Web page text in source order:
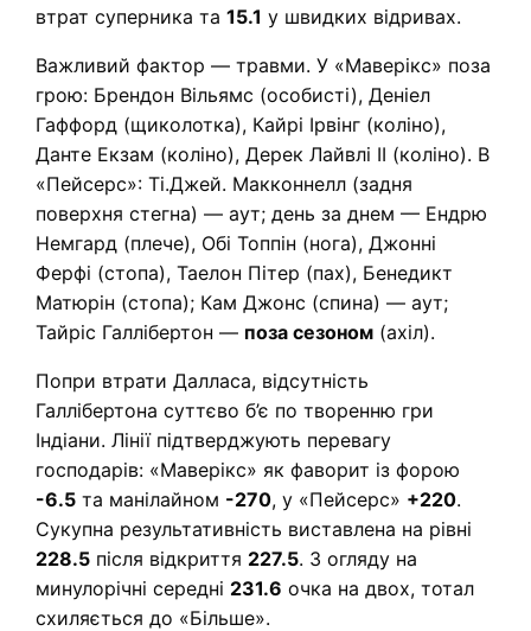
втрат суперника та 15.1 у швидких відривах.
Важливий фактор — травми. У «Маверікс» поза
грою: Брендон Вільямс (особисті), Деніел
Гаффорд (щиколотка), Кайрі Ірвінг (коліно),
Данте Екзам (коліно), Дерек Лайвлі ІІ (коліно). В
«Пейсерс»: Ті.Джей. Макконнелл (задня
поверхня стегна) — аут; день за днем — Ендрю
Немгард (плече), Обі Топпін (нога), Джонні
Ферфі (стопа), Таелон Пітер (пах), Бенедикт
Матюрін (стопа); Кам Джонс (спина) — аут;
Тайріс Галлібертон — поза сезоном (ахіл).
Попри втрати Далласа, відсутність
Галлібертона суттєво б’є по творенню гри
Індіани. Лінії підтверджують перевагу
господарів: «Маверікс» як фаворит із форою
-6.5 та манілайном -270, у «Пейсерс» +220.
Сукупна результативність виставлена на рівні
228.5 після відкриття 227.5. З огляду на
минулорічні середні 231.6 очка на двох, тотал
схиляється до «Більше».